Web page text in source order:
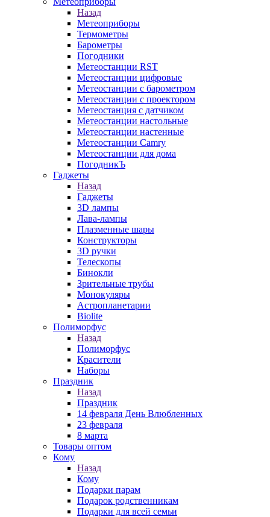
Назад
Метеоприборы
Термометры
Барометры
Погодники
Метеостанции RST
Метеостанции цифровые
Метеостанции с барометром
Метеостанции с проектором
Метеостанция с датчиком
Метеостанции настольные
Метеостанции настенные
Метеостанции Camry
Метеостанции для дома
ПогодникЪ
Гаджеты
Назад
Гаджеты
3D лампы
Лава-лампы
Плазменные шары
Конструкторы
3D ручки
Телескопы
Бинокли
Зрительные трубы
Монокуляры
Астропланетарии
Biolite
Полиморфус
Назад
Полиморфус
Красители
Наборы
Праздник
Назад
Праздник
14 февраля День Влюбленных
23 февраля
8 марта
Товары оптом
Кому
Назад
Кому
Подарки парам
Подарок родственникам
Подарки для всей семьи